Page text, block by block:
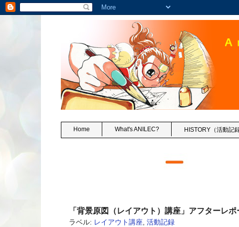
Home What's ANILEC? HISTORY（活動記
「背景原図（レイアウト）講座」アフターレポ
ラベル: レイアウト講座, 活動記録